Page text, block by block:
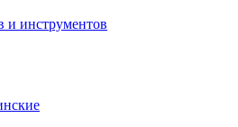
инструментов